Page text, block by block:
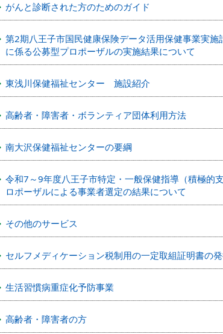
がんと診断された方のためのガイド
第2期八王子市国民健康保険データ活用保健事業実
に係る公募型プロポーザルの実施結果について
東浅川保健福祉センター 施設紹介
高齢者・障害者・ボランティア団体利用方法
南大沢保健福祉センターの要綱
令和7～9年度八王子市特定・一般保健指導（積極的
ロポーザルによる事業者選定の結果について
その他のサービス
セルフメディケーション税制用の一定取組証明書の
生活習慣病重症化予防事業
高齢者・障害者の方